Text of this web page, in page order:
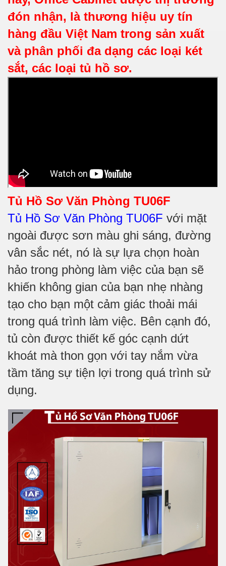
đón nhận, là thương hiệu uy tín
hàng đầu Việt Nam trong sản xuất
và phân phối đa dạng các loại két
sắt, các loại tủ hồ sơ.
Tủ Hồ Sơ Văn Phòng TU06F
Tủ Hồ Sơ Văn Phòng TU06F với mặt
ngoài được sơn màu ghi sáng, đường
vân sắc nét, nó là sự lựa chọn hoàn
hảo trong phòng làm việc của bạn sẽ
khiến không gian của bạn nhẹ nhàng
tạo cho bạn một cảm giác thoải mái
trong quá trình làm việc. Bên cạnh đó,
tủ còn được thiết kế góc cạnh dứt
khoát mà thon gọn với tay nắm vừa
tầm tăng sự tiện lợi trong quá trình sử
dụng.